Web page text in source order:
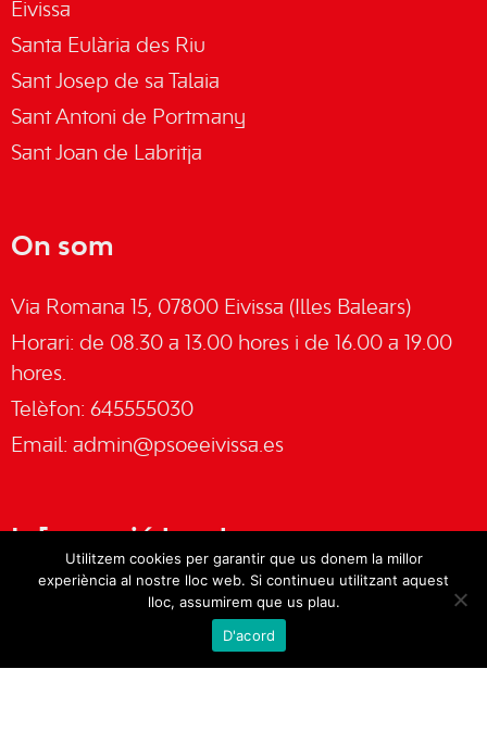
Eivissa
Santa Eulària des Riu
Sant Josep de sa Talaia
Sant Antoni de Portmany
Sant Joan de Labritja
On som
Via Romana 15, 07800 Eivissa (Illes Balears)
Horari: de 08.30 a 13.00 hores i de 16.00 a 19.00
hores.
Telèfon: 645555030
Email: admin@psoeeivissa.es
Informació legal
Política de privacitat
Utilitzem cookies per garantir que us donem la millor
experiència al nostre lloc web. Si continueu utilitzant aquest
lloc, assumirem que us plau.
D'acord